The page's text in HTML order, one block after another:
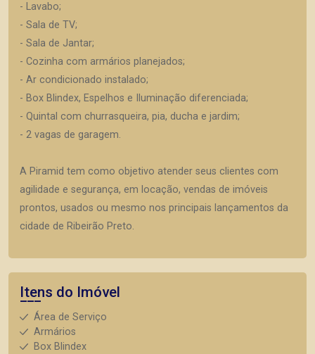
- Lavabo;
- Sala de TV;
- Sala de Jantar;
- Cozinha com armários planejados;
- Ar condicionado instalado;
- Box Blindex, Espelhos e Iluminação diferenciada;
- Quintal com churrasqueira, pia, ducha e jardim;
- 2 vagas de garagem.
A Piramid tem como objetivo atender seus clientes com
agilidade e segurança, em locação, vendas de imóveis
prontos, usados ou mesmo nos principais lançamentos da
cidade de Ribeirão Preto.
Itens do Imóvel
Área de Serviço
Armários
Box Blindex